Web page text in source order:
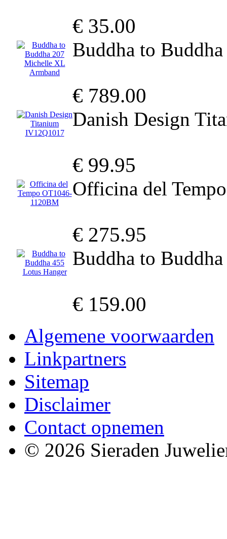
€ 35.00
Buddha to
€ 789.00
Danish Design
€ 99.95
Officina del
€ 275.95
Buddha to
€ 159.00
Algemene voorwaarden
Linkpartners
Sitemap
Disclaimer
Contact opnemen
© 2026 Sieraden